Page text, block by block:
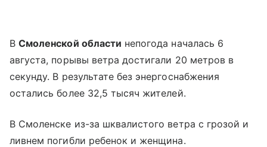
ВСмоленской области непогода началась 6
августа, порывы ветра достигали 20 метров в
секунду. В результате без энергоснабжения
остались более 32,5 тысяч жителей.
В Смоленске из-за шквалистого ветра с грозой и
ливнем погибли ребенок и женщина.